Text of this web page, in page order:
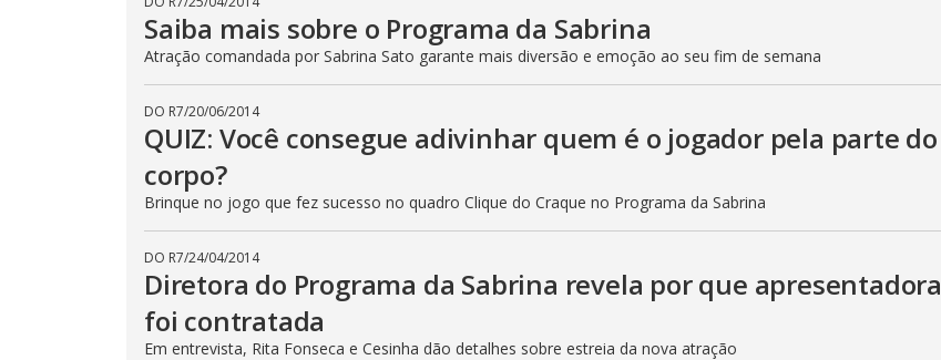
i
d
e
o
Saiba mais sobre o Programa da Sabrina
Atração comandada por Sabrina Sato garante mais diversão e emoção ao seu fim de semana
DO R7/20/06/2014
QUIZ: Você consegue adivinhar quem é o jogador pela parte do
corpo?
Brinque no jogo que fez sucesso no quadro Clique do Craque no Programa da Sabrina
DO R7/24/04/2014
Diretora do Programa da Sabrina revela por que apresentadora
foi contratada
Em entrevista, Rita Fonseca e Cesinha dão detalhes sobre estreia da nova atração